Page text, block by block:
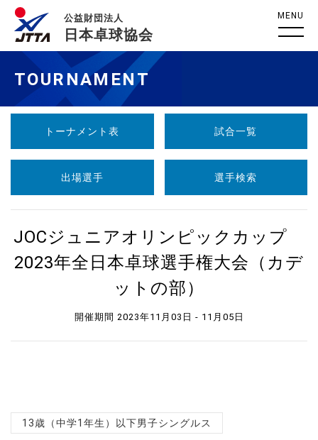
公益財団法人
日本卓球協会
MENU
TOURNAMENT
トーナメント表 試合一覧
出場選手 選手検索
JOCジュニアオリンピックカップ
2023年全日本卓球選手権大会（カデ
ットの部）
開催期間 2023年11月03日 - 11月05日
13歳（中学1年生）以下男子シングルス